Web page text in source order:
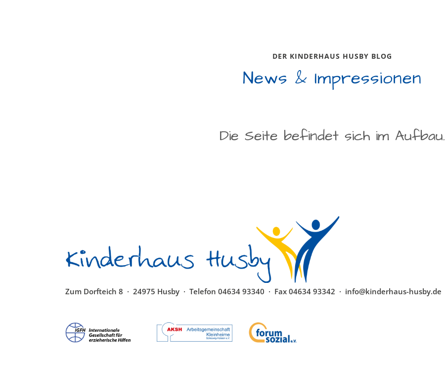
DER KINDERHAUS HUSBY BLOG
News & Impressionen
Die Seite befindet sich im Aufbau.
Zum Dorfteich 8 · 24975 Husby · Telefon 04634 93340 · Fax 04634 93342 · info@kinderhaus-husby.de